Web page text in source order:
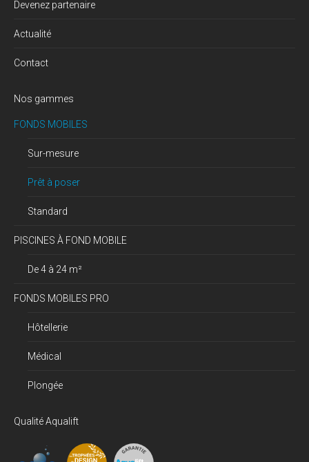
Devenez partenaire
Actualité
Contact
Nos gammes
FONDS MOBILES
Sur-mesure
Prêt à poser
Standard
PISCINES À FOND MOBILE
De 4 à 24 m²
FONDS MOBILES PRO
Hôtellerie
Médical
Plongée
Qualité Aqualift